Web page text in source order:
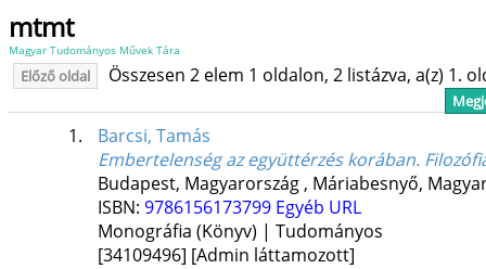
mtmt
Magyar Tudományos Művek Tára
Előző oldal Összesen 2 elem 1 oldalon, 2 listázva, a(z) 1.
1.
Barcsi, Tamás
Embertelenség az együttérzés korában.
Budapest, Magyarország , Máriabesnyő,
ISBN: 9786156173799 Egyéb URL
Monográfia (Könyv) | Tudományos
[34109496] [Admin láttamozott]